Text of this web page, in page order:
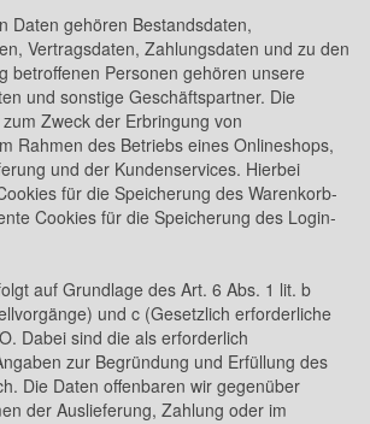
Daten gehören Bestandsdaten,
Vertragsdaten, Zahlungsdaten und zu den
betroffenen Personen gehören unsere
und sonstige Geschäftspartner. Die
Zweck der Erbringung von
Rahmen des Betriebs eines Onlineshops,
und der Kundenservices. Hierbei
für die Speicherung des Warenkorb-
Cookies für die Speicherung des Login-
auf Grundlage des Art. 6 Abs. 1 lit. b
und c (Gesetzlich erforderliche
Dabei sind die als erforderlich
zur Begründung und Erfüllung des
Die Daten offenbaren wir gegenüber
der Auslieferung, Zahlung oder im